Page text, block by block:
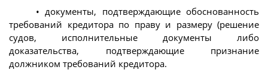
• документы, подтверждающие обоснованность
требований кредитора по праву и размеру (решение
судов, исполнительные документы либо
доказательства, подтверждающие признание
должником требований кредитора.